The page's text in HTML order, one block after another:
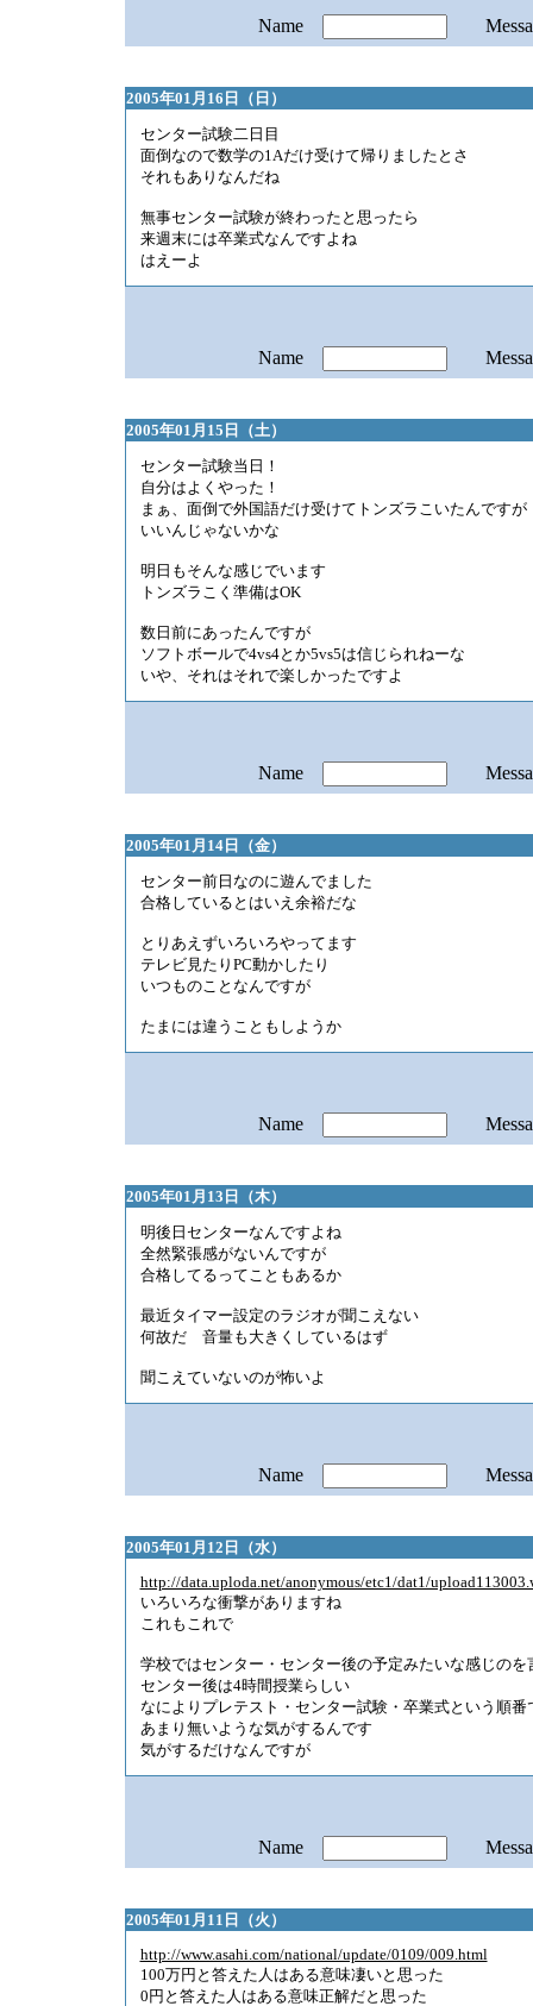
Name
2005年01月16日（日）
センター試験二日目
面倒なので数学の1Aだけ受けて帰りましたとさ
それもありなんだね
無事センター試験が終わったと思ったら
来週末には卒業式なんですよね
はえーよ
Name
2005年01月15日（土）
センター試験当日！
自分はよくやった！
まぁ、面倒で外国語だけ受けてトンズラこいたんですが
いいんじゃないかな
明日もそんな感じでいます
トンズラこく準備はOK
数日前にあったんですが
ソフトボールで4vs4とか5vs5は信じられねーな
いや、それはそれで楽しかったですよ
Name
2005年01月14日（金）
センター前日なのに遊んでました
合格しているとはいえ余裕だな
とりあえずいろいろやってます
テレビ見たりPC動かしたり
いつものことなんですが
たまには違うこともしようか
Name
2005年01月13日（木）
明後日センターなんですよね
全然緊張感がないんですが
合格してるってこともあるか
最近タイマー設定のラジオが聞こえない
何故だ 音量も大きくしているはず
聞こえていないのが怖いよ
Name
2005年01月12日（水）
http://data.uploda.net/anonymous/etc1/dat1/
いろいろな衝撃がありますね
これもこれで
学校ではセンター・センター後の予定みたいな感じのを
センター後は4時間授業らしい
なによりプレテスト・センター試験・卒業式という順
あまり無いような気がするんです
気がするだけなんですが
Name
2005年01月11日（火）
http://www.asahi.com/national/update/0109/009.html
100万円と答えた人はある意味凄いと思った
0円と答えた人はある意味正解だと思った